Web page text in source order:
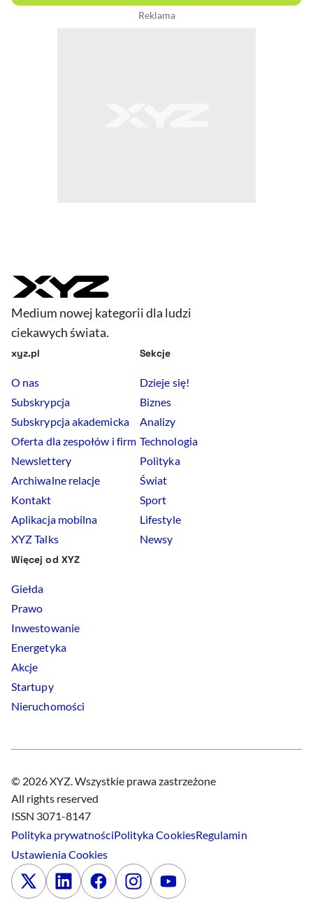
Medium nowej kategorii dla ludzi
ciekawych świata.
xyz.pl
O nas
Subskrypcja
Subskrypcja akademicka
Oferta dla zespołów i firm
Newslettery
Archiwalne relacje
Kontakt
Aplikacja mobilna
XYZ Talks
Sekcje
Dzieje się!
Biznes
Analizy
Technologia
Polityka
Świat
Sport
Lifestyle
Newsy
Więcej od XYZ
Giełda
Prawo
Inwestowanie
Energetyka
Akcje
Startupy
Nieruchomości
© 2026 XYZ. Wszystkie prawa zastrzeżone
All rights reserved
ISSN 3071-8147
Polityka prywatnościPolitykaCookiesRegulamin
UstawieniaCookies
x LinkedinFacebookInstagramYoutube